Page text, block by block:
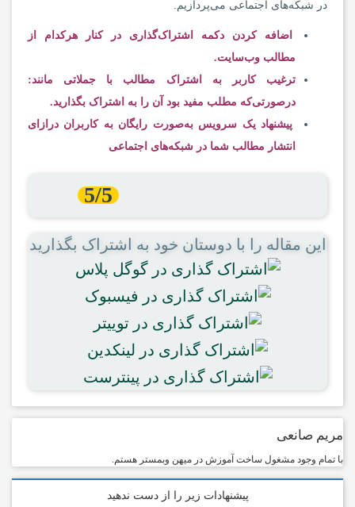
در شبکه‌های اجتماعی می‌پردازیم.
اضافه کردن دکمه اشتراک‌گذاری در کنار هرکدام از
مطالب وب‌سایت.
ترغیب کاربر به اشتراک مطالب با جملاتی مانند:
درصورتی‌که مطلب مفید بود آن را به اشتراک بگذارید.
پیشنهاد یک سرویس به‌صورت رایگان به کاربران درازای
انتشار مطالب شما در شبکه‌های اجتماعی
5/5
این مقاله را با دوستان خود به اشتراک بگذارید
مریم صانعی
با تمام وجود مشغول ساخت آموزش در میهن وبمستر هستم.
پیشنهادات زیر را از دست ندهید